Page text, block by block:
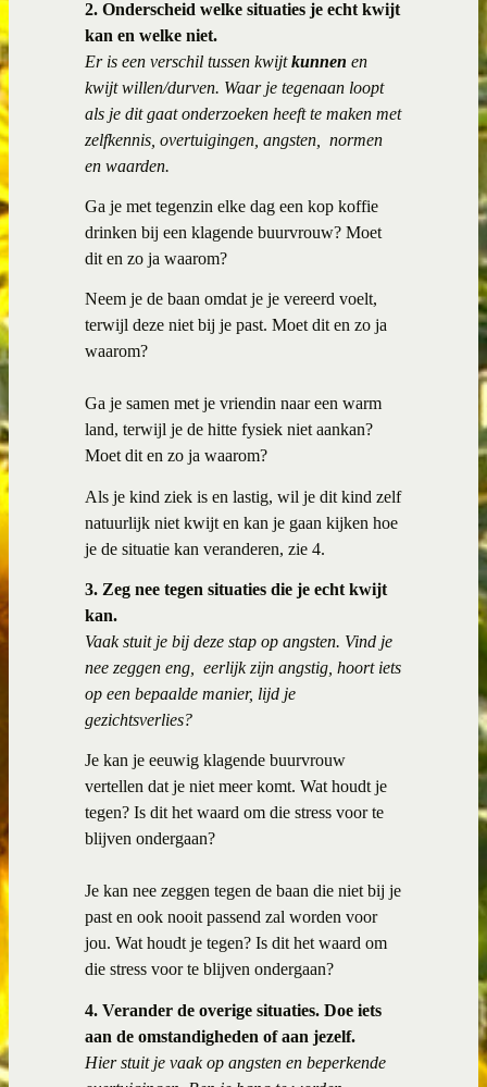
2. Onderscheid welke situaties je echt kwijt
kan en welke niet.
Er is een verschil tussen kwijtkunnen en
kwijt willen/durven. Waar je tegenaan loopt
als je dit gaat onderzoeken heeft te maken met
zelfkennis, overtuigingen, angsten,
normen
en waarden.
Ga je met tegenzin elke dag een kop koffie
drinken bij een klagende buurvrouw? Moet
dit en zo ja waarom?
Neem je de baan omdat je je vereerd voelt,
terwijl deze niet bij je past. Moet dit en zo ja
waarom?
Ga je samen met je vriendin naar een warm
land, terwijl je de hitte fysiek niet aankan?
Moet dit en zo ja waarom?
Als je kind ziek is en lastig, wil je dit kind zelf
natuurlijk niet kwijt en kan je gaan kijken hoe
je de situatie kan veranderen, zie 4.
3. Zeg nee tegen situaties die je echt kwijt
kan.
Vaak stuit je bij deze stap op angsten. Vind je
nee zeggen eng,
eerlijk zijn angstig, hoort iets
op een bepaalde manier, lijd je
gezichtsverlies?
Je kan je eeuwig klagende buurvrouw
vertellen dat je niet meer komt. Wat houdt je
tegen? Is dit het waard om die stress voor te
blijven ondergaan?
Je kan nee zeggen tegen de baan die niet bij je
past en ook nooit passend zal worden voor
jou. Wat houdt je tegen? Is dit het waard om
die stress voor te blijven ondergaan?
4. Verander de overige situaties. Doe iets
aan de omstandigheden of aan jezelf.
Hier stuit je vaak op angsten en beperkende